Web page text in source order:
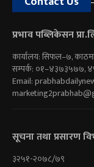
प्रभाव पब्लिकेसन
कार्यालय: सिफल–७,
सम्पर्क: ०१–४३७३५७७,
Email:
सूचना तथा प्रसारण
३२५१-२०७८/७९